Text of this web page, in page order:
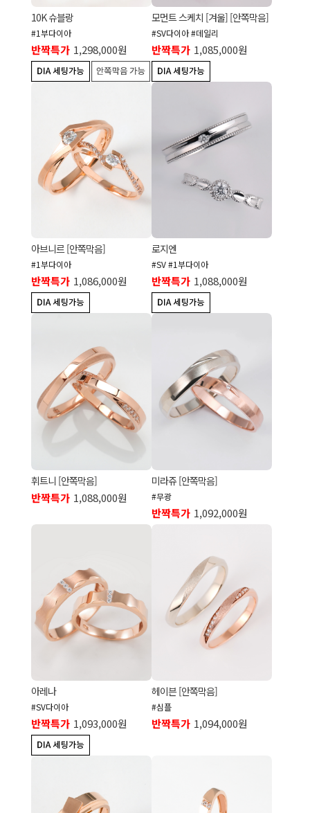
10K 슈블랑
#1부다이아
반짝특가 1,298,000원
모먼트 스케치 [겨울] [안쪽막음]
#SV다이아 #데일리
반짝특가 1,085,000원
아브니르 [안쪽막음]
#1부다이아
반짝특가 1,086,000원
로지엔
#SV #1부다이아
반짝특가 1,088,000원
휘트니 [안쪽막음]
반짝특가 1,088,000원
미라쥬 [안쪽막음]
#무광
반짝특가 1,092,000원
아레나
#SV다이아
반짝특가 1,093,000원
헤이븐 [안쪽막음]
#심플
반짝특가 1,094,000원